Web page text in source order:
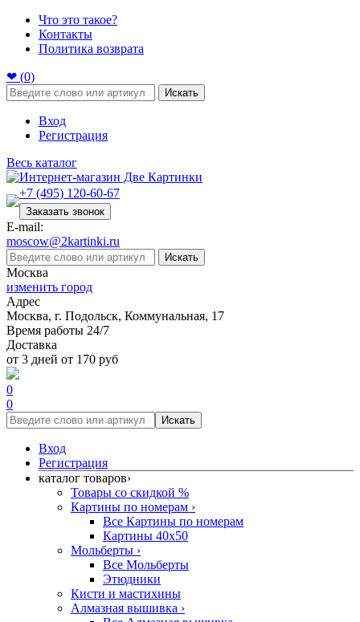
Что это такое?
Контакты
Политика возврата
❤ (0)
Искать
Вход
Регистрация
Весь каталог
+7 (495) 120-60-67
Заказать звонок
E-mail:
moscow@2kartinki.ru
Искать
Москва
изменить город
Адрес
Москва, г. Подольск, Коммунальная, 17
Время работы 24/7
Доставка
от 3 дней от 170 руб
0
0
Искать
Вход
Регистрация
каталог товаров›
Товары со скидкой %
Картины по номерам ›
Все Картины по номерам
Картины 40x50
Мольберты ›
Все Мольберты
Этюдники
Кисти и мастихины
Алмазная вышивка ›